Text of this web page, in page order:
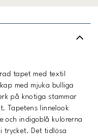
tapet med textil
med mjuka bulliga
på knotiga stammar
Tapetens linnelook
och indigoblå kulörerna
trycket. Det tidlösa